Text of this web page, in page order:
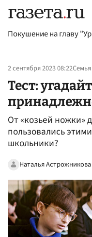
Покушение на главу
2 сентября 2023 08:22
Тест:
От «козьей ножки»
пользовались
школьники?
Наталья Астрожникова